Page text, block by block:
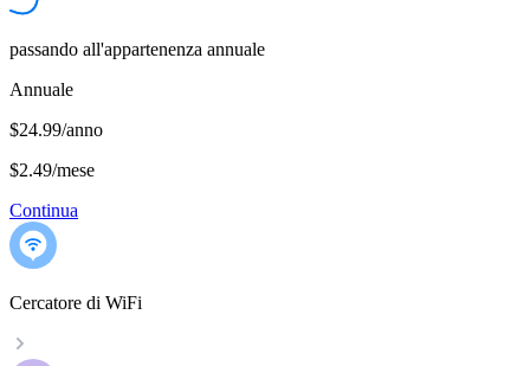
passando all'appartenenza annuale
Annuale
$24.99/anno
$2.49/mese
Continua
Cercatore di WiFi